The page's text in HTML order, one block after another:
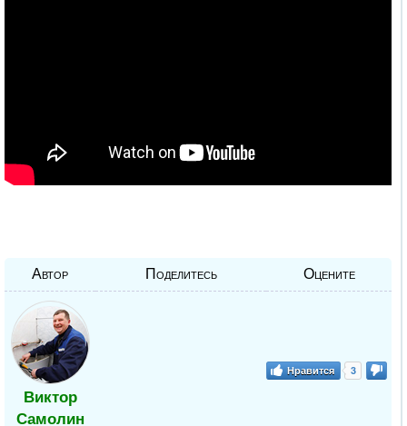
Автор Поделитесь Оцените
Виктор
Самолин
Нравится 3